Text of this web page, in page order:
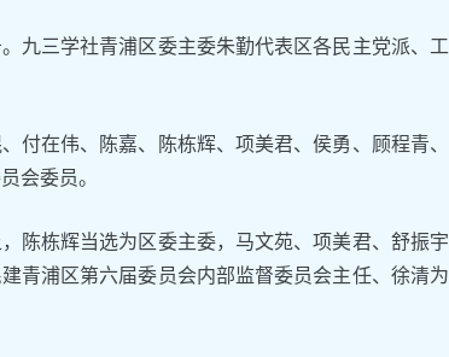
九三学社青浦区委主委朱勤代表区各民主党派、工
付在伟、陈嘉、陈栋辉、项美君、侯勇、顾程青、
会委员。
陈栋辉当选为区委主委，马文苑、项美君、舒振宇
青浦区第六届委员会内部监督委员会主任、徐清为